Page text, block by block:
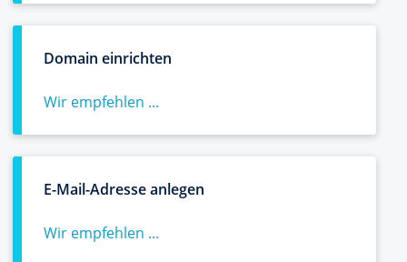
Domain einrichten
Wir empfehlen ...
E-Mail-Adresse anlegen
Wir empfehlen ...